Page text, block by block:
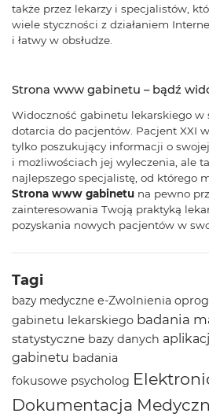
także przez lekarzy i specjalistów,
wiele styczności z działaniem
i łatwy w obsłudze.
Strona www gabinetu – bądź
Widoczność gabinetu lekarskiego w
dotarcia do pacjentów. Pacjent XXI
tylko poszukujący informacji o
i możliwościach jej wyleczenia, ale
najlepszego specjalistę, od którego
Strona www gabinetu na pewno
zainteresowania Twoją praktyką
pozyskania nowych pacjentów w
Tagi
bazy medyczne e-Zwolnienia
gabinetu lekarskiego badania
statystyczne bazy danych
gabinetu badania
fokusowe psycholog
Dokumentacja